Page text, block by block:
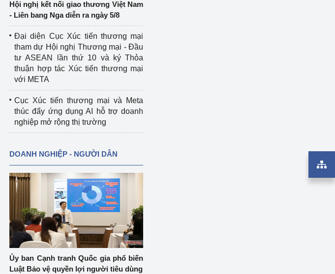
Hội nghị kết nối giao thương Việt Nam
- Liên bang Nga diễn ra ngày 5/8
Đại diện Cục Xúc tiến thương mại
tham dự Hội nghị Thương mại - Đầu
tư ASEAN lần thứ 10 và ký Thỏa
thuận hợp tác Xúc tiến thương mại
với META
Cục Xúc tiến thương mại và Meta
thúc đẩy ứng dụng AI hỗ trợ doanh
nghiệp mở rộng thị trường
DOANH NGHIỆP - NGƯỜI DÂN
Ủy ban Cạnh tranh Quốc gia phổ biến
Luật Bảo vệ quyền lợi người tiêu dùng